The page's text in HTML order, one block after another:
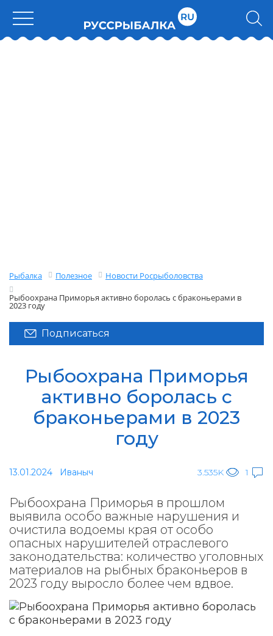
Рыбалка Полезное
Новости Росрыболовства
Рыбоохрана Приморья активно боролась с браконьерами в
2023 году
Подписаться
Рыбоохрана Приморья
активно боролась с
браконьерами в 2023
году
13.01.2024 Иваныч 3.535K 1
Рыбоохрана Приморья в прошлом
выявила особо важные нарушения и
очистила водоемы края от особо
опасных нарушителей отраслевого
законодательства: количество уголовных
материалов на рыбных браконьеров в
2023 году выросло более чем вдвое.